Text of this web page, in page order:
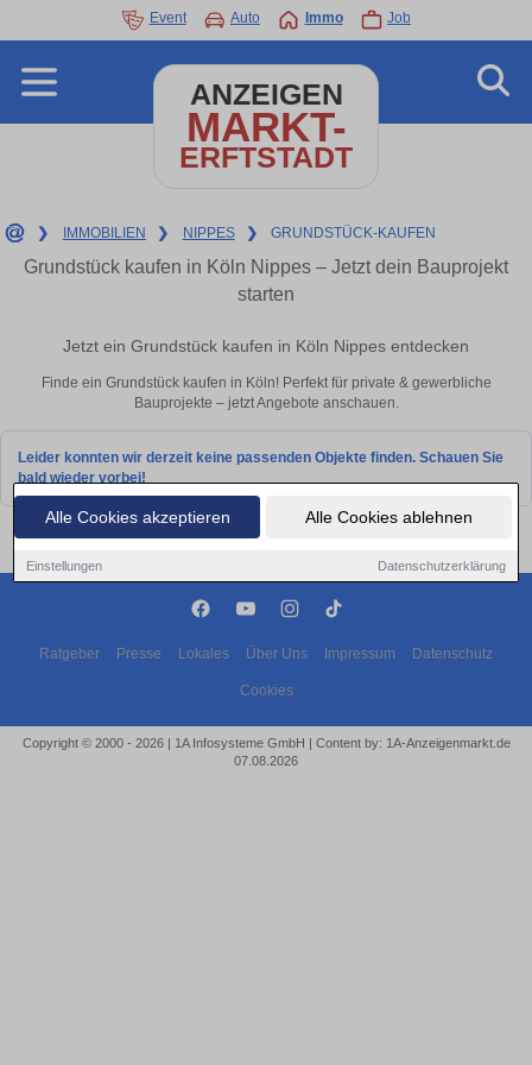
Alle Cookies akzeptieren Alle Cookies ablehnen
Einstellungen Datenschutzerklärung
Event Auto Immo Job
ANZEIGEN
MARKT-
ERFTSTADT
❯ IMMOBILIEN ❯ NIPPES ❯ GRUNDSTÜCK-KAUFEN
Grundstück kaufen in Köln Nippes – Jetzt dein Bauprojekt
starten
Jetzt ein Grundstück kaufen in Köln Nippes entdecken
Finde ein Grundstück kaufen in Köln! Perfekt für private & gewerbliche
Bauprojekte – jetzt Angebote anschauen.
Leider konnten wir derzeit keine passenden Objekte finden. Schauen Sie
bald wieder vorbei!
Ratgeber Presse Lokales Über Uns Impressum Datenschutz
Cookies
Copyright © 2000 - 2026 | 1A Infosysteme GmbH | Content by: 1A-Anzeigenmarkt.de
07.08.2026